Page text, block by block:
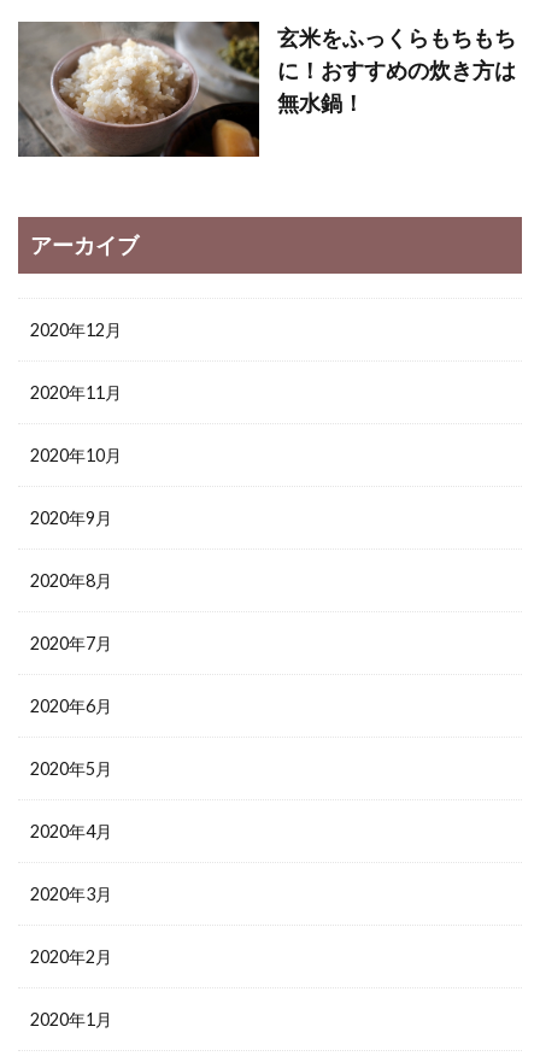
玄米をふっくらもちもち
に！おすすめの炊き方は
無水鍋！
アーカイブ
2020年12月
2020年11月
2020年10月
2020年9月
2020年8月
2020年7月
2020年6月
2020年5月
2020年4月
2020年3月
2020年2月
2020年1月